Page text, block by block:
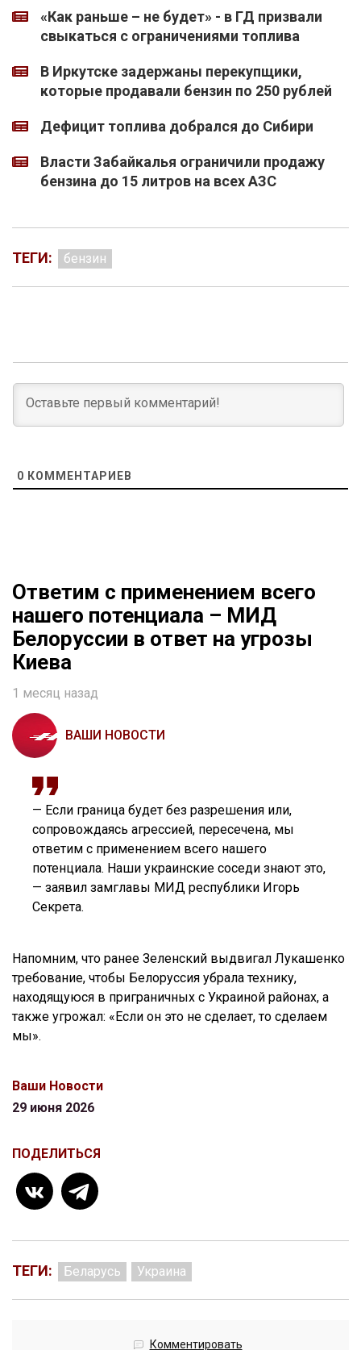
«Как раньше – не будет» - в ГД призвали
свыкаться с ограничениями топлива
В Иркутске задержаны перекупщики,
которые продавали бензин по 250 рублей
Дефицит топлива добрался до Сибири
Власти Забайкалья ограничили продажу
бензина до 15 литров на всех АЗС
ТЕГИ: бензин
0 КОММЕНТАРИЕВ
Ответим с применением всего
нашего потенциала – МИД
Белоруссии в ответ на угрозы
Киева
1 месяц назад
ВАШИ НОВОСТИ
— Если граница будет без разрешения или,
сопровождаясь агрессией, пересечена, мы
ответим с применением всего нашего
потенциала. Наши украинские соседи знают это,
— заявил замглавы МИД республики Игорь
Секрета.
Напомним, что ранее Зеленский выдвигал Лукашенко
требование, чтобы Белоруссия убрала технику,
находящуюся в приграничных с Украиной районах, а
также угрожал: «Если он это не сделает, то сделаем
мы».
Ваши Новости
29 июня 2026
ПОДЕЛИТЬСЯ
ТЕГИ: Беларусь Украина
Комментировать